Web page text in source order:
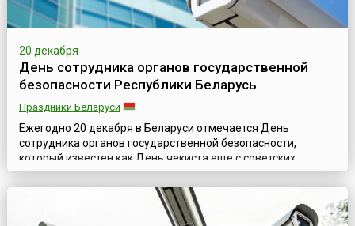
20 декабря
День сотрудника органов государственной
безопасности Республики Беларусь
Праздники Беларуси
Ежегодно 20 декабря в Беларуси отмечается День
сотрудника органов государственной безопасности,
который известен как День чекиста еще с советских
времен.20 декабря 1917 года Совет народных комиссаров
принял постановление об образовании Всероссийской
чрезвычайной комиссии. С первых дней своего
существования ЧК защищала суверенитет и